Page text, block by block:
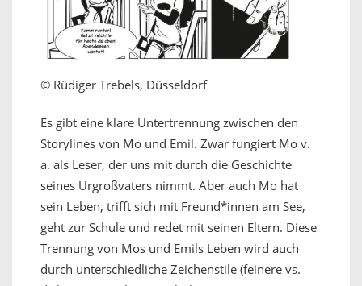
© Rüdiger Trebels, Düsseldorf
Es gibt eine klare Untertrennung zwischen den
Storylines von Mo und Emil. Zwar fungiert Mo v.
a. als Leser, der uns mit durch die Geschichte
seines Urgroßvaters nimmt. Aber auch Mo hat
sein Leben, trifft sich mit Freund*innen am See,
geht zur Schule und redet mit seinen Eltern. Diese
Trennung von Mos und Emils Leben wird auch
durch unterschiedliche Zeichenstile (feinere vs.